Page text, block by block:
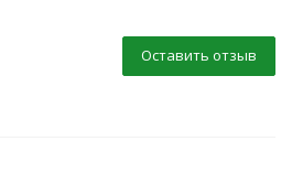
Оставить отзыв